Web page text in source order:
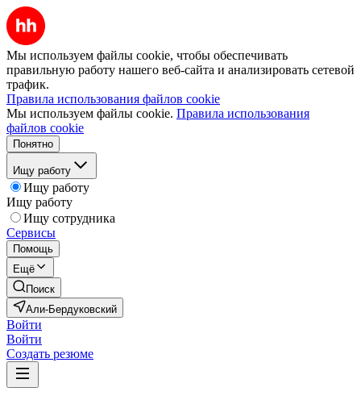
Мы используем файлы cookie, чтобы обеспечивать
правильную работу нашего веб-сайта и анализировать сетевой
трафик.
Правила использования файлов cookie
Мы используем файлы cookie. Правила использования
файлов cookie
Понятно
Ищу работу
Ищу работу
Ищу работу
Ищу сотрудника
Сервисы
Помощь
Ещё
Поиск
Али-Бердуковский
Войти
Войти
Создать резюме